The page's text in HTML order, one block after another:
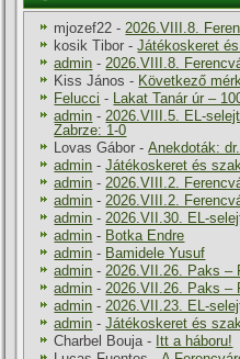
mjozef22 - 2026.VIII.8.
kosik Tibor -Játékoskeret
admin - 2026.VIII.8.
Kiss János - Következő
Felucci -
Lakat Tanár úr –
admin - 2026.VIII.5. EL-
Zabrze: 1-0
Lovas Gábor -Anekdoták:
admin -Játékoskeret és
admin - 2026.VIII.2.
admin - 2026.VIII.2.
admin - 2026.VII.30. EL-
admin - Botka Endre
admin - Bamidele Yusuf
admin - 2026.VII.26. Paks –
admin - 2026.VII.26. Paks –
admin - 2026.VII.23. EL-
admin -Játékoskeret és
Charbel Bouja - Itt a háboru!